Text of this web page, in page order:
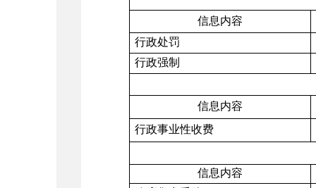
信息内容
行政处罚
行政强制
信息内容
行政事业性收费
信息内容